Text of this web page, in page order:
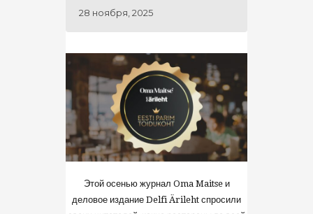
28 ноября, 2025
Этой осенью журнал Oma Maitse и
деловое издание Delfi Ärileht спросили